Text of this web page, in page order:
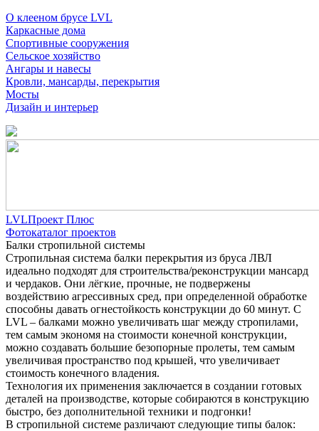
О клееном брусе LVL
Каркасные дома
Спортивные сооружения
Сельское хозяйство
Ангары и навесы
Кровли, мансарды, перекрытия
Мосты
Дизайн и интерьер
LVLПроект Плюс
Фотокаталог проектов
Балки стропильной системы
Стропильная система балки перекрытия из бруса ЛВЛ
идеально подходят для строительства/реконструкции мансард
и чердаков. Они лёгкие, прочные, не подвержены
воздействию агрессивных сред, при определенной обработке
способны давать огнестойкость конструкции до 60 минут. С
LVL – балками можно увеличивать шаг между стропилами,
тем самым экономя на стоимости конечной конструкции,
можно создавать большие безопорные пролеты, тем самым
увеличивая пространство под крышей, что увеличивает
стоимость конечного владения.
Технология их применения заключается в создании готовых
деталей на производстве, которые собираются в конструкцию
быстро, без дополнительной техники и подгонки!
В стропильной системе различают следующие типы балок: